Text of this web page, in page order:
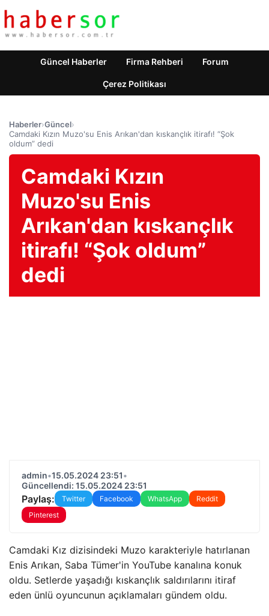
Güncel Haberler Firma Rehberi Forum
Çerez Politikası
Haberler›Güncel›
Camdaki Kızın Muzo'su Enis Arıkan'dan kıskançlık itirafı! “Şok
oldum” dedi
Camdaki Kızın
Muzo'su Enis
Arıkan'dan kıskançlık
itirafı! “Şok oldum”
dedi
admin•15.05.2024 23:51•
Güncellendi: 15.05.2024 23:51
Paylaş: Twitter Facebook WhatsApp
Reddit
Pinterest
Camdaki Kız dizisindeki Muzo karakteriyle hatırlanan
Enis Arıkan, Saba Tümer'in YouTube kanalına konuk
oldu. Setlerde yaşadığı kıskançlık saldırılarını itiraf
eden ünlü oyuncunun açıklamaları gündem oldu.